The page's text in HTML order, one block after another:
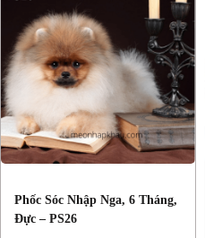
Phốc Sóc Nhập Nga, 6 Tháng,
Đực – PS26